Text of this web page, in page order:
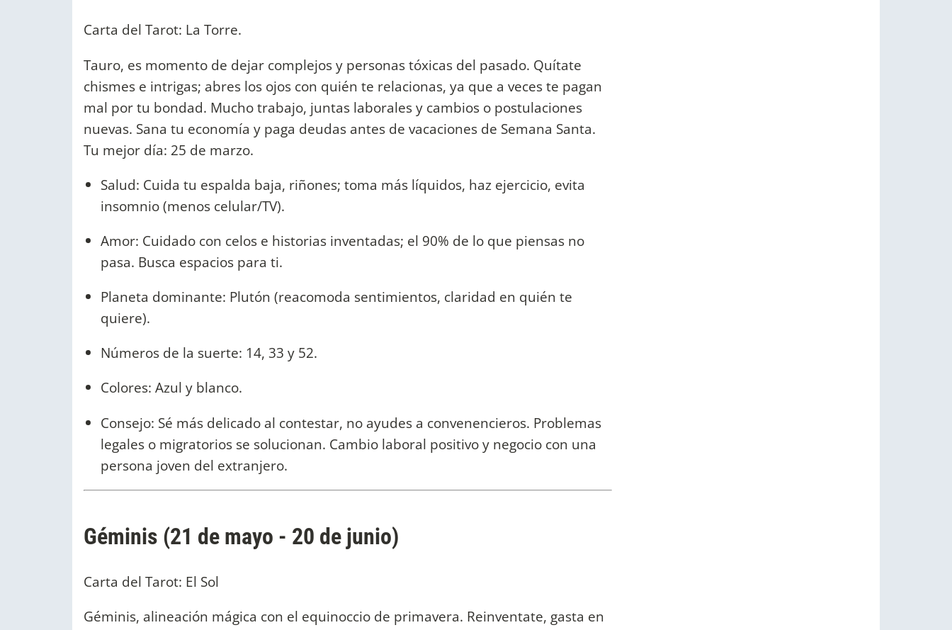
Carta del Tarot: La Torre.
Tauro, es momento de dejar complejos y personas tóxicas del pasado. Quítate
chismes e intrigas; abres los ojos con quién te relacionas, ya que a veces te pagan
mal por tu bondad. Mucho trabajo, juntas laborales y cambios o postulaciones
nuevas. Sana tu economía y paga deudas antes de vacaciones de Semana Santa.
Tu mejor día: 25 de marzo.
Salud: Cuida tu espalda baja, riñones; toma más líquidos, haz ejercicio, evita
insomnio (menos celular/TV).
Amor: Cuidado con celos e historias inventadas; el 90% de lo que piensas no
pasa. Busca espacios para ti.
Planeta dominante: Plutón (reacomoda sentimientos, claridad en quién te
quiere).
Números de la suerte: 14, 33 y 52.
Colores: Azul y blanco.
Consejo: Sé más delicado al contestar, no ayudes a convenencieros. Problemas
legales o migratorios se solucionan. Cambio laboral positivo y negocio con una
persona joven del extranjero.
Géminis (21 de mayo - 20 de junio)
Carta del Tarot: El Sol
Géminis, alineación mágica con el equinoccio de primavera. Reinventate, gasta en